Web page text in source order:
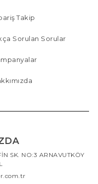
Takip
Sorulan Sorular
SK. NO:3 ARNAVUTKÖY